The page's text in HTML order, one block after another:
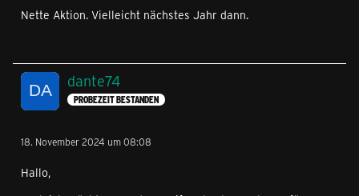
Nette Aktion. Vielleicht nächstes Jahr dann.
dante74
PROBEZEIT BESTANDEN
18. November 2024 um 08:08
Hallo,